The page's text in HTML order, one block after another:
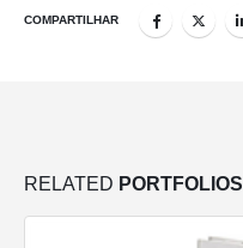
COMPARTILHAR
RELATED PORTFOLIOS